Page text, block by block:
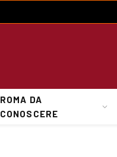
ROMA DA
CONOSCERE